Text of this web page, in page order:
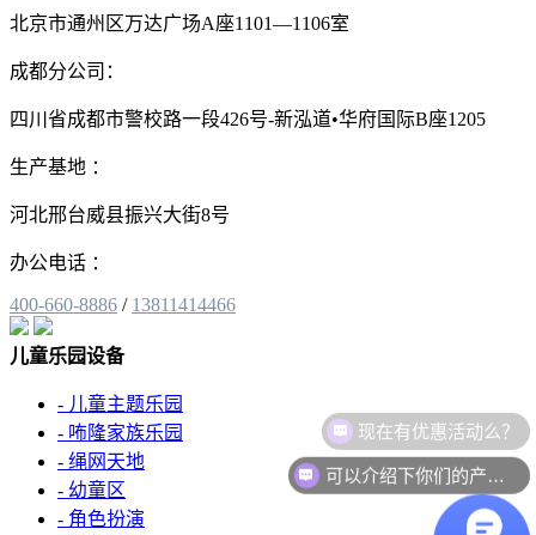
北京市通州区万达广场A座1101—1106室
成都分公司：
四川省成都市警校路一段426号-新泓道•华府国际B座1205
生产基地 ：
河北邢台威县振兴大街8号
办公电话 ：
400-660-8886 / 13811414466
儿童乐园设备
- 儿童主题乐园
- 咘隆家族乐园
- 绳网天地
- 幼童区
- 角色扮演
现在有优惠活动么？